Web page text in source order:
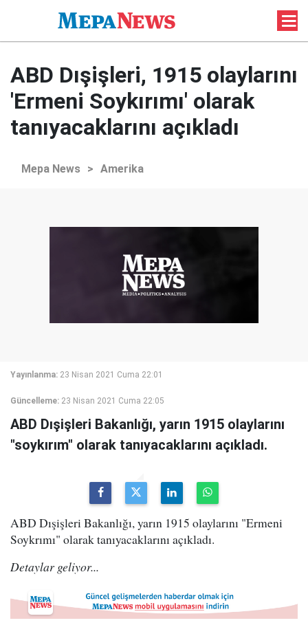
ABD Dışişleri, 1915 olaylarını
'Ermeni Soykırımı' olarak
tanıyacaklarını açıkladı
Mepa News > Amerika
Yayınlanma: 23 Nisan 2021 Cuma 22:01
Güncelleme: 23 Nisan 2021 Cuma 22:05
ABD Dışişleri Bakanlığı, yarın 1915 olaylarını
"soykırım" olarak tanıyacaklarını açıkladı.
ABD Dışişleri Bakanlığı, yarın 1915 olaylarını "Ermeni
Soykrımı" olarak tanıyacaklarını açıkladı.
Detaylar geliyor...